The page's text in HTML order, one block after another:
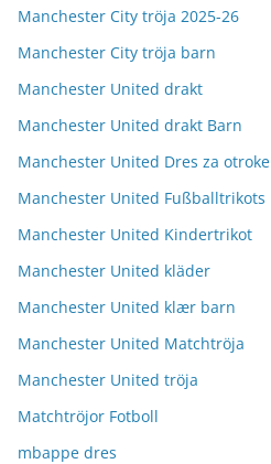
Manchester City tröja 2025-26
Manchester City tröja barn
Manchester United drakt
Manchester United drakt Barn
Manchester United Dres za otroke
Manchester United Fußballtrikots
Manchester United Kindertrikot
Manchester United kläder
Manchester United klær barn
Manchester United Matchtröja
Manchester United tröja
Matchtröjor Fotboll
mbappe dres